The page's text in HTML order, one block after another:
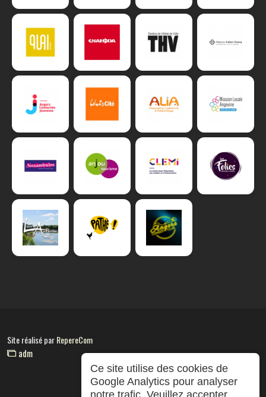
Site réalisé parRepereCom
adm
Ce site utilise des cookies de
Google Analytics pour analyser
notre trafic. Veuillez accepter